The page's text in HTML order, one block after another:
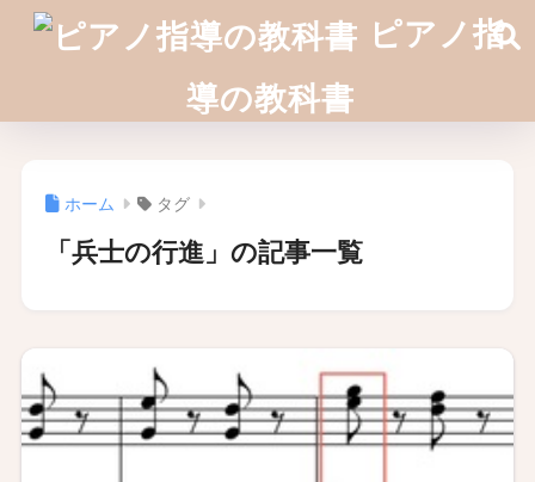
ピアノ指
導の教科書
ホーム タグ
「兵士の行進」の記事一覧